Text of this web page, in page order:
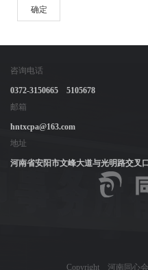
确定
咨询电话
0372-3150665 5105678
邮箱
hntxcpa@163.com
地址
河南省安阳市文峰大道与光明路交叉
Copyright 河南同心